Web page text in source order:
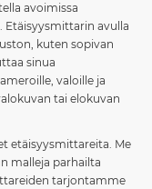
avoimissa
Etäisyysmittarin avulla
kuten sopivan
sinua
valoille ja
tai elokuvan
etäisyysmittareita. Me
malleja parhailta
tarjontamme